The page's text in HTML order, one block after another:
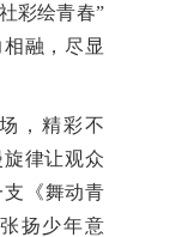
彩绘青春”
融，尽显
，精彩不
律让观众
支《舞动青
扬少年意